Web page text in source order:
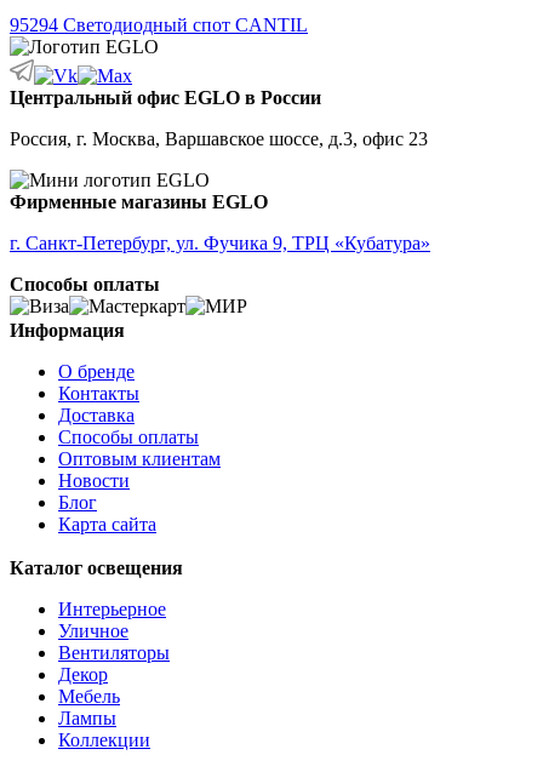
95294 Светодиодный спот CANTIL
Центральный офис EGLO в России
Россия, г. Москва, Варшавское шоссе, д.3, офис 23
Фирменные магазины EGLO
г. Санкт-Петербург, ул. Фучика 9, ТРЦ «Кубатура»
Способы оплаты
Информация
О бренде
Контакты
Доставка
Способы оплаты
Оптовым клиентам
Новости
Блог
Карта сайта
Каталог освещения
Интерьерное
Уличное
Вентиляторы
Декор
Мебель
Лампы
Коллекции